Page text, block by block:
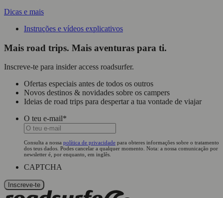
Dicas e mais
Instruções e vídeos explicativos
Mais road trips. Mais aventuras para ti.
Inscreve-te para insider access roadsurfer.
Ofertas especiais antes de todos os outros
Novos destinos & novidades sobre os campers
Ideias de road trips para despertar a tua vontade de viajar
O teu e-mail*
Consulta a nossa política de privacidade para obteres informações sobre o tratamento
dos teus dados. Podes cancelar a qualquer momento. Nota: a nossa comunicação por
newsletter é, por enquanto, em inglês.
CAPTCHA